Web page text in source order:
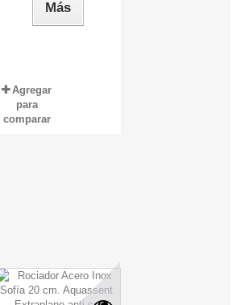
Más
Agregar
para
comparar